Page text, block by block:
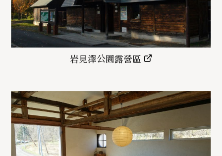
岩見澤公園露營區